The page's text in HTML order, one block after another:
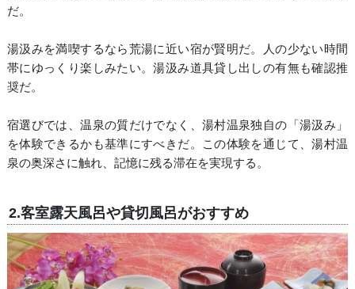
だ。
湯汲みを満喫するなら荒湯に近い宿が賢明だ。人の少ない時間
帯にゆっくり楽しみたい。湯汲み道具貸し出しの有無も確認推
奨だ。
宿選びでは、温泉の質だけでなく、湯村温泉独自の「湯汲み」
を体験できるかも基準にすべきだ。この体験を通じて、湯村温
泉の奥深さに触れ、記憶に残る滞在を実現する。
2.客室露天風呂や貸切風呂がおすすめ